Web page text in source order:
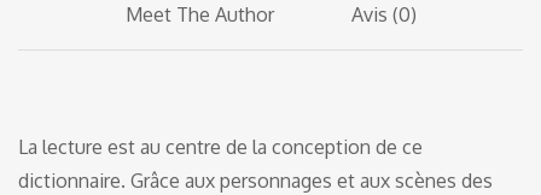
Meet The Author Avis (0)
La lecture est au centre de la conception de ce
dictionnaire. Grâce aux personnages et aux scènes des